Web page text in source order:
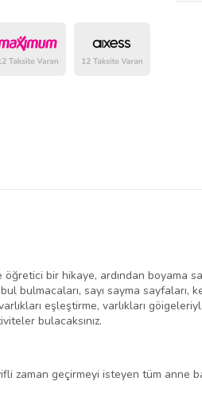
bir hikaye, ardından boyama
bulmacaları, sayı sayma
eşleştirme, varlıkları
bulacaksınız.
zaman geçirmeyi isteyen tüm anne